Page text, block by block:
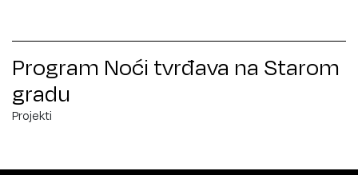
Program Noći tvrđava na Starom
gradu
Projekti